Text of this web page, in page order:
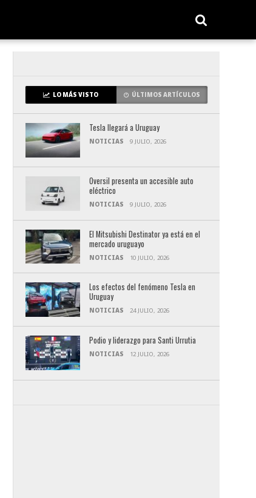
LO MÁS VISTO ÚLTIMOS ARTÍCULOS
Tesla llegará a Uruguay
NOTICIAS 9 JULIO, 2026
Oversil presenta un accesible auto
eléctrico
NOTICIAS 9 JULIO, 2026
El Mitsubishi Destinator ya está en el
mercado uruguayo
NOTICIAS 10 JULIO, 2026
Los efectos del fenómeno Tesla en
Uruguay
NOTICIAS 24 JULIO, 2026
Podio y liderazgo para Santi Urrutia
NOTICIAS 12 JULIO, 2026